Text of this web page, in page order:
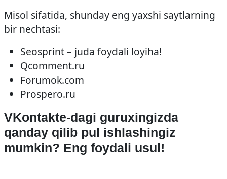
Misol sifatida, shunday eng yaxshi saytlarning
bir nechtasi:
Seosprint – juda foydali loyiha!
Qcomment.ru
Forumok.com
Prospero.ru
VKontakte-dagi guruxingizda
qanday qilib pul ishlashingiz
mumkin? Eng foydali usul!